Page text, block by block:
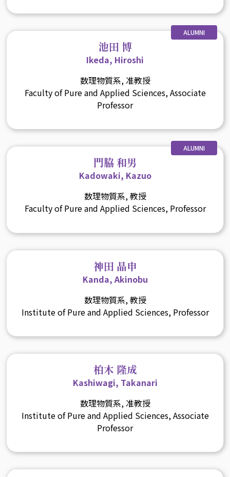
ALUMNI
池田 博
Ikeda, Hiroshi
数理物質系, 准教授
Faculty of Pure and Applied Sciences, Associate
Professor
ALUMNI
門脇 和男
Kadowaki, Kazuo
数理物質系, 教授
Faculty of Pure and Applied Sciences, Professor
神田 晶申
Kanda, Akinobu
数理物質系, 教授
Institute of Pure and Applied Sciences, Professor
柏木 隆成
Kashiwagi, Takanari
数理物質系, 准教授
Institute of Pure and Applied Sciences, Associate
Professor